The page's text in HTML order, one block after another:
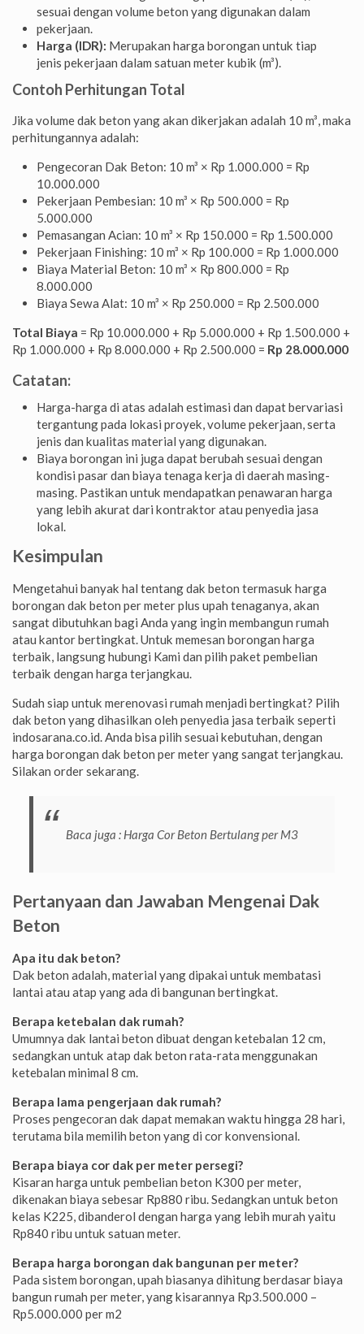
sesuai dengan volume beton yang digunakan dalam
pekerjaan.
Harga (IDR): Merupakan harga borongan untuk tiap
jenis pekerjaan dalam satuan meter kubik (m³).
Contoh Perhitungan Total
Jika volume dak beton yang akan dikerjakan adalah 10 m³, maka
perhitungannya adalah:
Pengecoran Dak Beton: 10 m³ × Rp 1.000.000 = Rp
10.000.000
Pekerjaan Pembesian: 10 m³ × Rp 500.000 = Rp
5.000.000
Pemasangan Acian: 10 m³ × Rp 150.000 = Rp 1.500.000
Pekerjaan Finishing: 10 m³ × Rp 100.000 = Rp 1.000.000
Biaya Material Beton: 10 m³ × Rp 800.000 = Rp
8.000.000
Biaya Sewa Alat: 10 m³ × Rp 250.000 = Rp 2.500.000
Total Biaya = Rp 10.000.000 + Rp 5.000.000 + Rp 1.500.000 +
Rp 1.000.000 + Rp 8.000.000 + Rp 2.500.000 = Rp 28.000.000
Catatan:
Harga-harga di atas adalah estimasi dan dapat bervariasi
tergantung pada lokasi proyek, volume pekerjaan, serta
jenis dan kualitas material yang digunakan.
Biaya borongan ini juga dapat berubah sesuai dengan
kondisi pasar dan biaya tenaga kerja di daerah masing-
masing. Pastikan untuk mendapatkan penawaran harga
yang lebih akurat dari kontraktor atau penyedia jasa
lokal.
Kesimpulan
Mengetahui banyak hal tentang dak beton termasuk harga
borongan dak beton per meter plus upah tenaganya, akan
sangat dibutuhkan bagi Anda yang ingin membangun rumah
atau kantor bertingkat. Untuk memesan borongan harga
terbaik, langsung hubungi Kami dan pilih paket pembelian
terbaik dengan harga terjangkau.
Sudah siap untuk merenovasi rumah menjadi bertingkat? Pilih
dak beton yang dihasilkan oleh penyedia jasa terbaik seperti
indosarana.co.id. Anda bisa pilih sesuai kebutuhan, dengan
harga borongan dak beton per meter yang sangat terjangkau.
Silakan order sekarang.
Baca juga : Harga Cor Beton Bertulang per M3
Pertanyaan dan Jawaban Mengenai Dak
Beton
Apa itu dak beton?
Dak beton adalah, material yang dipakai untuk membatasi
lantai atau atap yang ada di bangunan bertingkat.
Berapa ketebalan dak rumah?
Umumnya dak lantai beton dibuat dengan ketebalan 12 cm,
sedangkan untuk atap dak beton rata-rata menggunakan
ketebalan minimal 8 cm.
Berapa lama pengerjaan dak rumah?
Proses pengecoran dak dapat memakan waktu hingga 28 hari,
terutama bila memilih beton yang di cor konvensional.
Berapa biaya cor dak per meter persegi?
Kisaran harga untuk pembelian beton K300 per meter,
dikenakan biaya sebesar Rp880 ribu. Sedangkan untuk beton
kelas K225, dibanderol dengan harga yang lebih murah yaitu
Rp840 ribu untuk satuan meter.
Berapa harga borongan dak bangunan per meter?
Pada sistem borongan, upah biasanya dihitung berdasar biaya
bangun rumah per meter, yang kisarannya Rp3.500.000 –
Rp5.000.000 per m2